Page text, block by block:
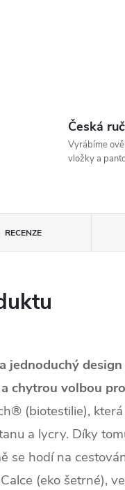
Česká
Vyrábíme
vložky a
RECENZE
jednoduchý
chytrou volbou
(biotestilie),
a lycry. Díky
se hodí na
(eko šetrné),